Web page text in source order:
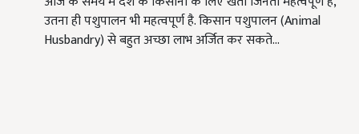
उतना ही पशुपालन भी महत्वपूर्ण है. किसान पशुपालन (Animal
Husbandry) से बहुत अच्छा लाभ अर्जित कर सकते…